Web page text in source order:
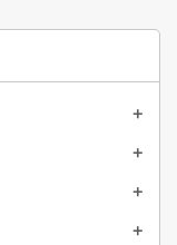
add
add
add
add